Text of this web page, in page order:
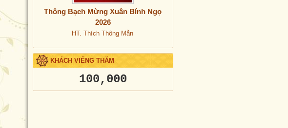
Thông Bạch Mừng Xuân Bính Ngọ
2026
HT. Thích Thông Mẫn
KHÁCH VIẾNG THĂM
100,000